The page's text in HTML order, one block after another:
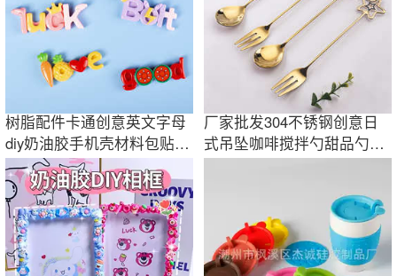
树脂配件卡通创意英文字母
diy奶油胶手机壳材料包贴片
发夹配件
厂家批发304不锈钢创意日
式吊坠咖啡搅拌勺甜品勺可
定LOGO伴手礼